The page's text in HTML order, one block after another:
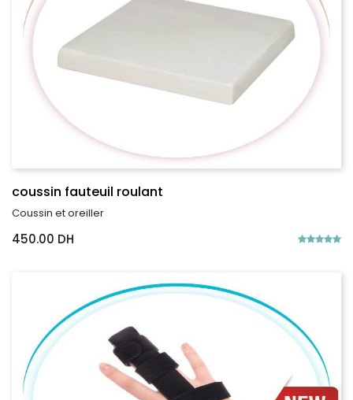
coussin fauteuil roulant
Coussin et oreiller
450.00 DH